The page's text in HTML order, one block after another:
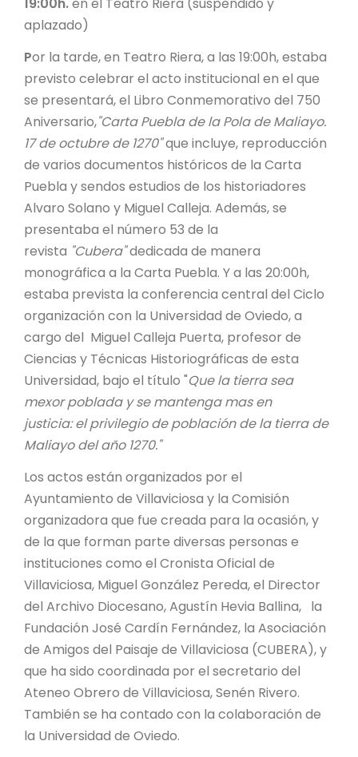
aplazado)
Por la tarde, en Teatro Riera, a las 19:00h, estaba
previsto celebrar el acto institucional en el que
se presentará, el Libro Conmemorativo del 750
Aniversario,"Carta Puebla de la Pola de Maliayo.
17 de octubre de 1270"que incluye, reproducción
de varios documentos históricos de la Carta
Puebla y sendos estudios de los historiadores
Alvaro Solano y Miguel Calleja. Además, se
presentaba el número 53 de la
revista "Cubera"dedicada de manera
monográfica a la Carta Puebla. Y a las 20:00h,
estaba prevista la conferencia central del Ciclo
organización con la Universidad de Oviedo, a
cargo del Miguel Calleja Puerta, profesor de
Ciencias y Técnicas Historiográficas de esta
Universidad, bajo el título "Que la tierra sea
mexor poblada y se mantenga mas en
justicia: el privilegio de población de la tierra de
Maliayo del año 1270."
Los actos están organizados por el
Ayuntamiento de Villaviciosa y la Comisión
organizadora que fue creada para la ocasión, y
de la que forman parte diversas personas e
instituciones como el Cronista Oficial de
Villaviciosa, Miguel González Pereda, el Director
del Archivo Diocesano, Agustín Hevia Ballina, la
Fundación José Cardín Fernández, la Asociación
de Amigos del Paisaje de Villaviciosa (CUBERA), y
que ha sido coordinada por el secretario del
Ateneo Obrero de Villaviciosa, Senén Rivero.
También se ha contado con la colaboración de
la Universidad de Oviedo.